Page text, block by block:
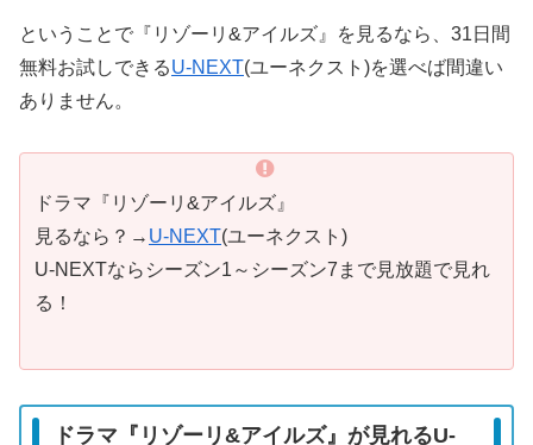
ということで『リゾーリ&アイルズ』を見るなら、31日間
無料お試しできるU-NEXT(ユーネクスト)を選べば間違い
ありません。
ドラマ『リゾーリ&アイルズ』
見るなら？→ U-NEXT(ユーネクスト)
U-NEXTならシーズン1～シーズン7まで見放題で見れ
る！
ドラマ『リゾーリ&アイルズ』が見れるU-